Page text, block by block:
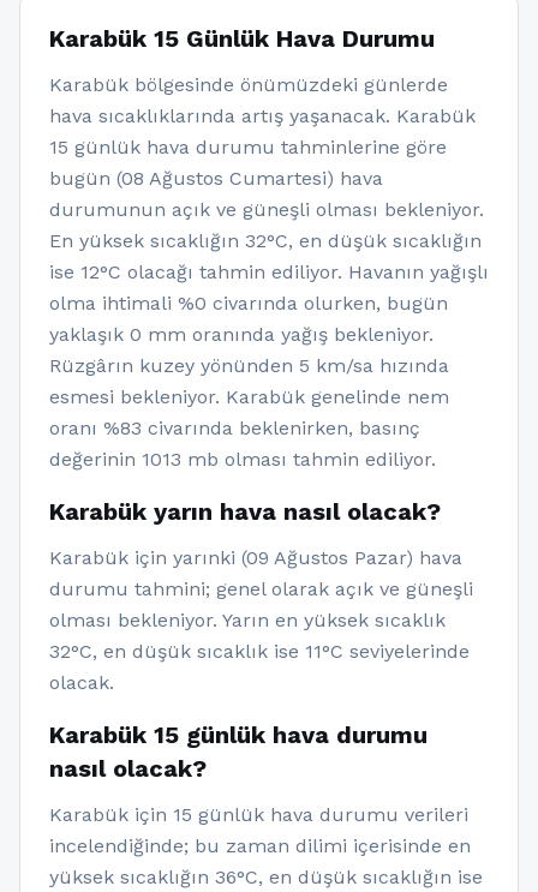
Karabük 15 Günlük Hava Durumu
Karabük bölgesinde önümüzdeki günlerde
hava sıcaklıklarında artış yaşanacak. Karabük
15 günlük hava durumu tahminlerine göre
bugün (08 Ağustos Cumartesi) hava
durumunun açık ve güneşli olması bekleniyor.
En yüksek sıcaklığın 32°C, en düşük sıcaklığın
ise 12°C olacağı tahmin ediliyor. Havanın yağışlı
olma ihtimali %0 civarında olurken, bugün
yaklaşık 0 mm oranında yağış bekleniyor.
Rüzgârın kuzey yönünden 5 km/sa hızında
esmesi bekleniyor. Karabük genelinde nem
oranı %83 civarında beklenirken, basınç
değerinin 1013 mb olması tahmin ediliyor.
Karabük yarın hava nasıl olacak?
Karabük için yarınki (09 Ağustos Pazar) hava
durumu tahmini; genel olarak açık ve güneşli
olması bekleniyor. Yarın en yüksek sıcaklık
32°C, en düşük sıcaklık ise 11°C seviyelerinde
olacak.
Karabük 15 günlük hava durumu
nasıl olacak?
Karabük için 15 günlük hava durumu verileri
incelendiğinde; bu zaman dilimi içerisinde en
yüksek sıcaklığın 36°C, en düşük sıcaklığın ise